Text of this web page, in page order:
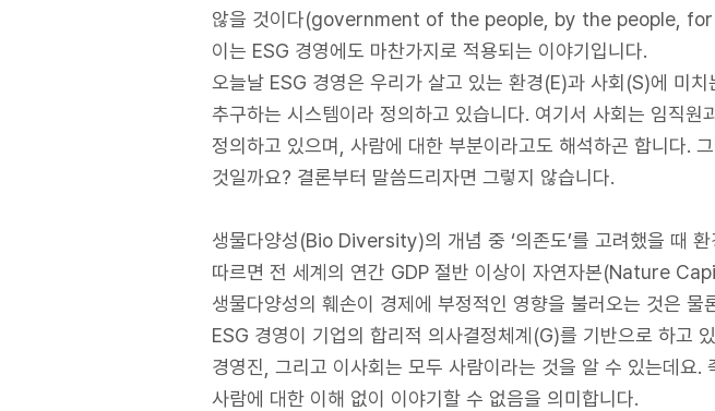
않을 것이다(government of the people, by the people,
이는 ESG 경영에도 마찬가지로 적용되는 이야기입니다.
오늘날 ESG 경영은 우리가 살고 있는 환경(E)과 사회(S)에 미
추구하는 시스템이라 정의하고 있습니다. 여기서 사회는 임직
정의하고 있으며, 사람에 대한 부분이라고도 해석하곤 합니다.
것일까요? 결론부터 말씀드리자면 그렇지 않습니다.
생물다양성(Bio Diversity)의 개념 중 ‘의존도’를 고려했을 때
따르면 전 세계의 연간 GDP 절반 이상이 자연자본(Nature
생물다양성의 훼손이 경제에 부정적인 영향을 불러오는 것은
ESG 경영이 기업의 합리적 의사결정체계(G)를 기반으로 하고
경영진, 그리고 이사회는 모두 사람이라는 것을 알 수 있는데요
사람에 대한 이해 없이 이야기할 수 없음을 의미합니다.